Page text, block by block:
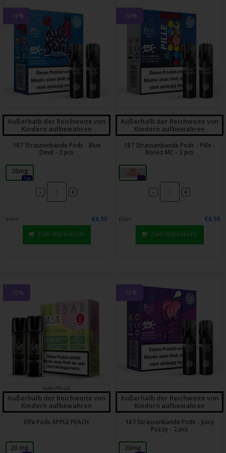
-10%
Außerhalb der Reichweite von
Kindern aufbewahren
187 Strassenbande Pods - Blue
Devil - 2 pcs
20mg
74x
- +
€7,67
€6,90
Zum Warenkorb
-10%
Außerhalb der Reichweite von
Kindern aufbewahren
187 Strassenbande Pods - Pille -
Bonez MC - 2 pcs
20mg
0x
- +
€7,67
€6,90
Zum Warenkorb
-10%
Apfel Pfirsch
Außerhalb der Reichweite von
Kindern aufbewahren
Elfa Pods APPLE PEACH
20 mg
-10%
Außerhalb der Reichweite von
Kindern aufbewahren
187 Strassenbande Pods - Juicy
Puzzy - 2 pcs
20mg